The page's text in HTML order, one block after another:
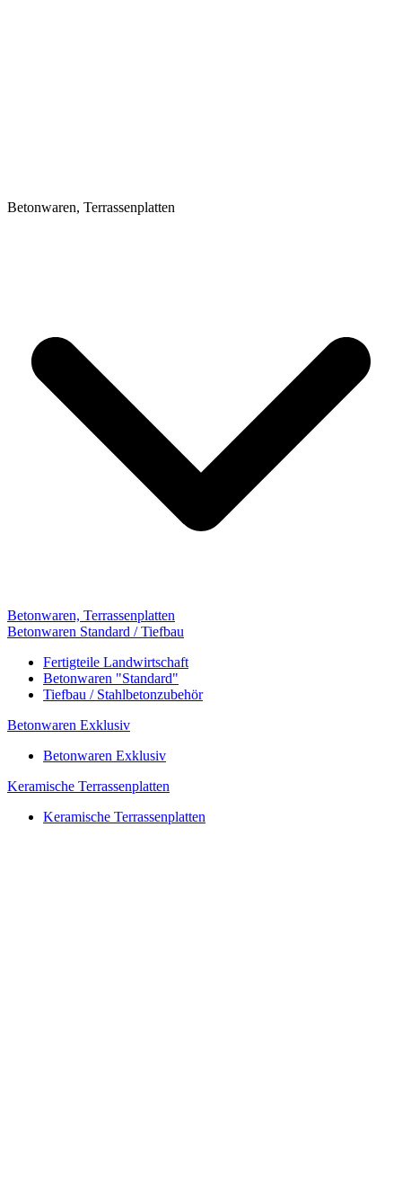
Betonwaren, Terrassenplatten
Betonwaren, Terrassenplatten
Betonwaren Standard / Tiefbau
Fertigteile Landwirtschaft
Betonwaren "Standard"
Tiefbau / Stahlbetonzubehör
Betonwaren Exklusiv
Betonwaren Exklusiv
Keramische Terrassenplatten
Keramische Terrassenplatten